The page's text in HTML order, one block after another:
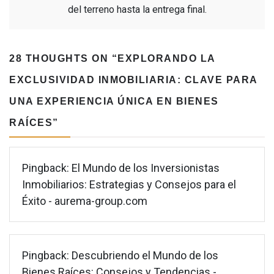
del terreno hasta la entrega final.
28 THOUGHTS ON “ EXPLORANDO LA
EXCLUSIVIDAD INMOBILIARIA: CLAVE PARA
UNA EXPERIENCIA ÚNICA EN BIENES
RAÍCES”
Pingback: El Mundo de los Inversionistas
Inmobiliarios: Estrategias y Consejos para el
Éxito - aurema-group.com
Pingback: Descubriendo el Mundo de los